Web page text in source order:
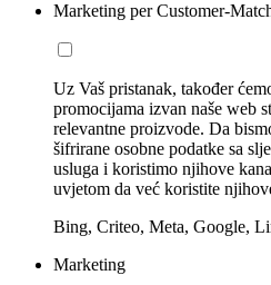
Marketing per Customer-
Uz Vaš pristanak, također
promocijama izvan naše web
relevantne proizvode. Da
šifrirane osobne podatke sa
usluga i koristimo njihove
uvjetom da već koristite
Bing, Criteo, Meta, Google,
Marketing